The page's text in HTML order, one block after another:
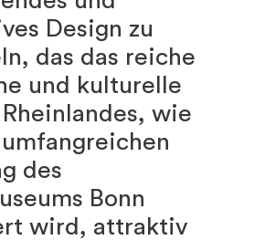
Design zu
das das reiche
und kulturelle
Rheinlandes, wie
des
Bonn
wird, attraktiv